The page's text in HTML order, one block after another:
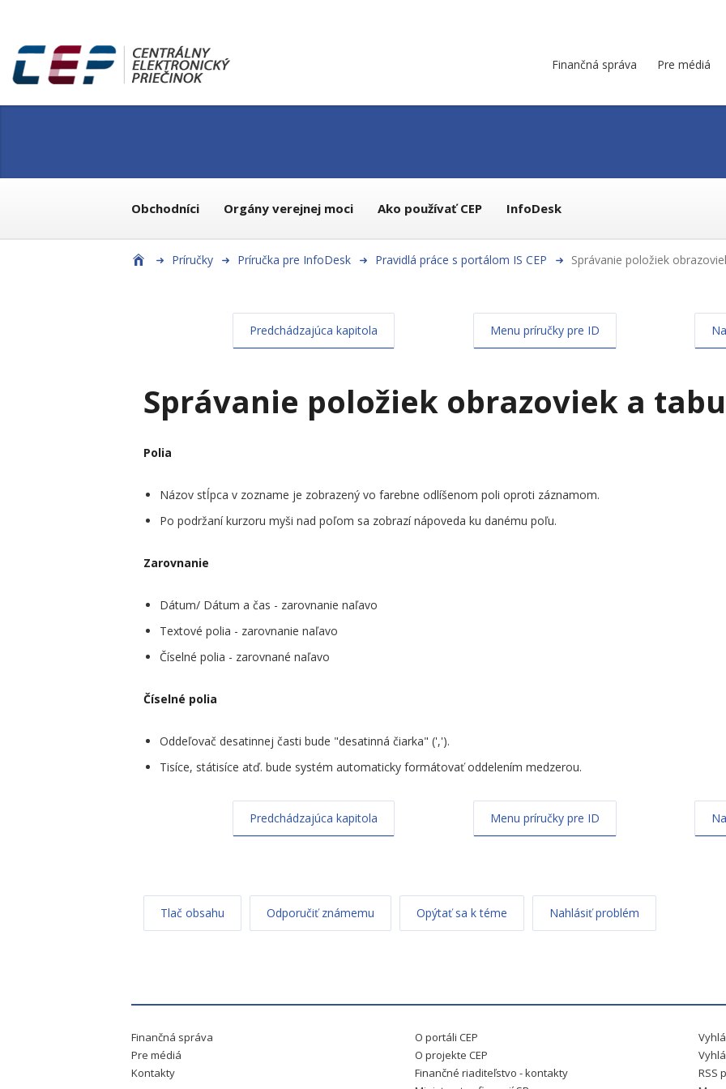
Finančná správa Pre médiá
Obchodníci Orgány verejnej moci Ako používať CEP InfoDesk
Príručky Príručka pre InfoDesk Pravidlá práce s portálom IS CEP Správanie položiek
Predchádzajúca kapitola Menu príručky pre ID
Správanie položiek obrazoviek a
Polia
Názov stĺpca v zozname je zobrazený vo farebne odlíšenom poli oproti záznamom.
Po podržaní kurzoru myši nad poľom sa zobrazí nápoveda ku danému poľu.
Zarovnanie
Dátum/ Dátum a čas - zarovnanie naľavo
Textové polia - zarovnanie naľavo
Číselné polia - zarovnané naľavo
Číselné polia
Oddeľovač desatinnej časti bude "desatinná čiarka" (',').
Tisíce, státisíce atď. bude systém automaticky formátovať oddelením medzerou.
Predchádzajúca kapitola Menu príručky pre ID
Tlač obsahu Odporučiť známemu Opýtať sa k téme Nahlásiť problém
Finančná správa
Pre médiá
Kontakty
O portáli CEP
O projekte CEP
Finančné riaditeľstvo - kontakty
RSS